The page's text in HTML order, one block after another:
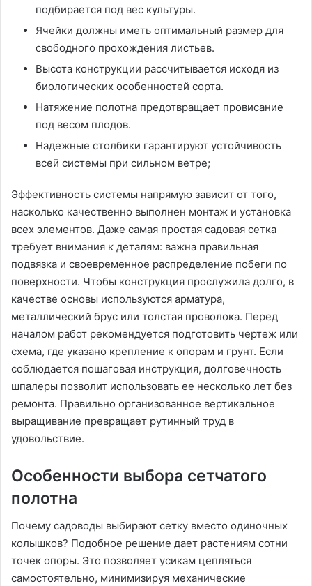
подбирается под вес культуры.
Ячейки должны иметь оптимальный размер для
свободного прохождения листьев.
Высота конструкции рассчитывается исходя из
биологических особенностей сорта.
Натяжение полотна предотвращает провисание
под весом плодов.
Надежные столбики гарантируют устойчивость
всей системы при сильном ветре;
Эффективность системы напрямую зависит от того,
насколько качественно выполнен монтаж и установка
всех элементов. Даже самая простая садовая сетка
требует внимания к деталям: важна правильная
подвязка и своевременное распределение побеги по
поверхности. Чтобы конструкция прослужила долго, в
качестве основы используются арматура,
металлический брус или толстая проволока. Перед
началом работ рекомендуется подготовить чертеж или
схема, где указано крепление к опорам и грунт. Если
соблюдается пошаговая инструкция, долговечность
шпалеры позволит использовать ее несколько лет без
ремонта. Правильно организованное вертикальное
выращивание превращает рутинный труд в
удовольствие.
Особенности выбора сетчатого
полотна
Почему садоводы выбирают сетку вместо одиночных
колышков? Подобное решение дает растениям сотни
точек опоры. Это позволяет усикам цепляться
самостоятельно, минимизируя механические